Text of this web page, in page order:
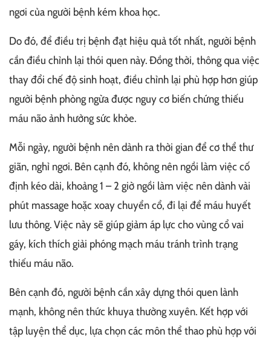
ngơi của người bệnh kém khoa học.
Do đó, để điều trị bệnh đạt hiệu quả tốt nhất, người bệnh
cần điều chỉnh lại thói quen này. Đồng thời, thông qua việc
thay đổi chế độ sinh hoạt, điều chỉnh lại phù hợp hơn giúp
người bệnh phòng ngừa được nguy cơ biến chứng thiếu
máu não ảnh hưởng sức khỏe.
Mỗi ngày, người bệnh nên dành ra thời gian để cơ thể thư
giãn, nghỉ ngơi. Bên cạnh đó, không nên ngồi làm việc cố
định kéo dài, khoảng 1 – 2 giờ ngồi làm việc nên dành vài
phút massage hoặc xoay chuyển cổ, đi lại để máu huyết
lưu thông. Việc này sẽ giúp giảm áp lực cho vùng cổ vai
gáy, kích thích giải phóng mạch máu tránh trình trạng
thiếu máu não.
Bên cạnh đó, người bệnh cần xây dựng thói quen lành
mạnh, không nên thức khuya thường xuyên. Kết hợp với
tập luyện thể dục, lựa chọn các môn thể thao phù hợp với